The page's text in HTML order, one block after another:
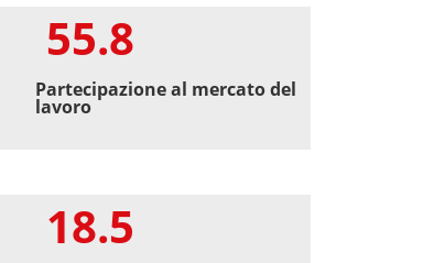
55.8
Partecipazione al mercato del
lavoro
18.5